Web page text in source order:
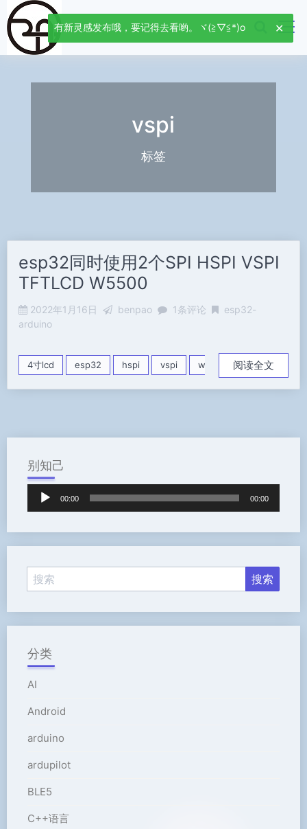
vspi
标签
esp32同时使用2个SPI HSPI VSPI
TFTLCD W5500
2022年1月16日 benpao 1条评论
esp32-
arduino
4寸lcd esp32 hspi vspi w5500 屏幕
阅读全文
别知己
放
00:00 00:00
分类
AI
Android
arduino
ardupilot
BLE5
C++语言
有新灵感发布哦，要记得去看哟。ヾ(≧▽≦*)o